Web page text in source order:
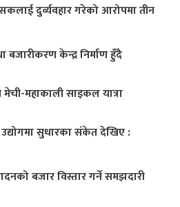
दुर्व्यवहार गरेको आरोपमा तीन
केन्द्र निर्माण हुँदै
मेची-महाकाली साइकल यात्रा
उद्योगमा सुधारका संकेत देखिए :
बजार विस्तार गर्ने समझदारी